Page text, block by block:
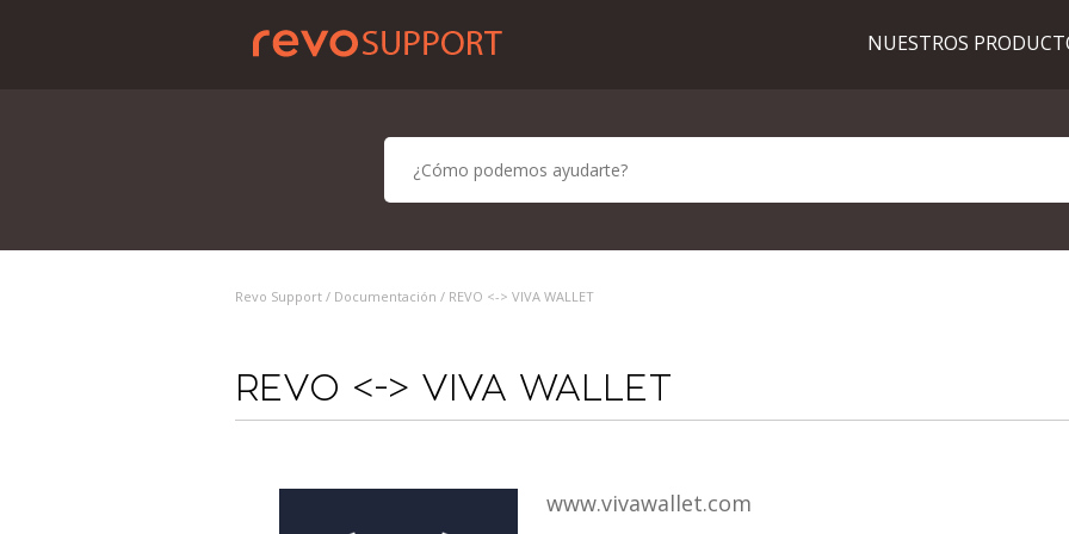
NUESTROS
Revo Support / Documentación / REVO <-> VIVA WALLET
REVO <-> VIVA WALLET
www.vivawallet.com